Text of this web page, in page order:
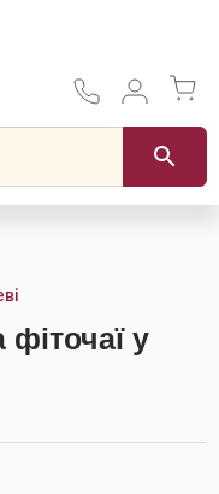
фіточаї у